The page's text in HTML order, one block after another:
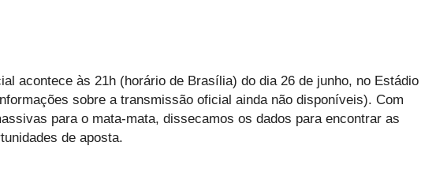
acontece às 21h (horário de Brasília) do dia 26 de junho, no Estádio
sobre a transmissão oficial ainda não disponíveis). Com
para o mata-mata, dissecamos os dados para encontrar as
de aposta.